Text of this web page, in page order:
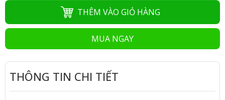
THÊM VÀO GIỎ HÀNG
MUA NGAY
THÔNG TIN CHI TIẾT